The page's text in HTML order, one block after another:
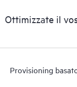
Ottimizzate il
Provisioning